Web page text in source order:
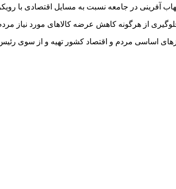
آفرینی در جامعه نسبت به مسایل اقتصادی با
از هرگونه کاهش عرضه کالاهای مورد نیاز
اساسی مردم و اقتصاد کشور تهیه و از سوی